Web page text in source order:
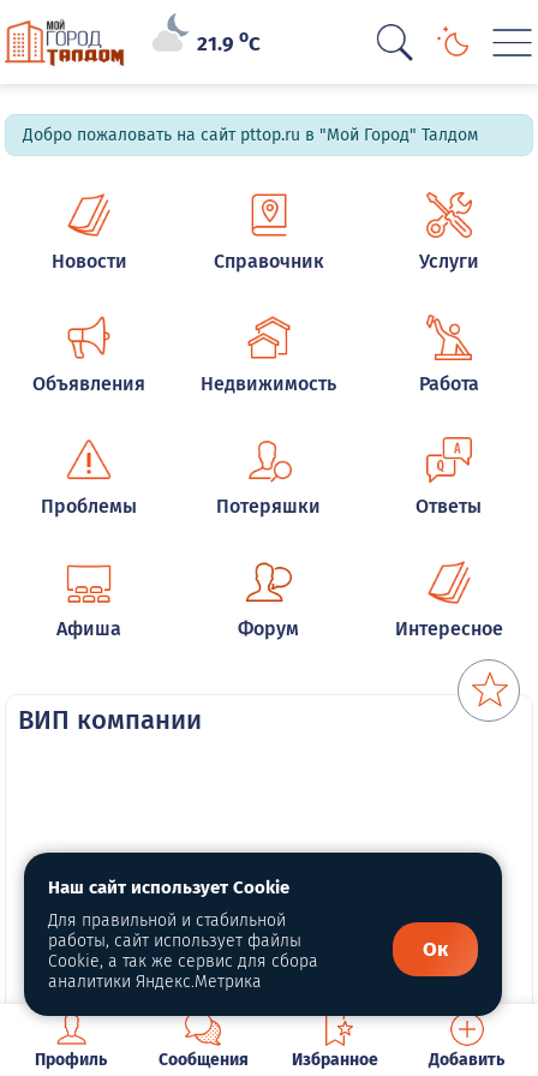
21.9oC
Добро пожаловать на сайт pttop.ru в "Мой Город" Талдом
Новости Справочник Услуги
Объявления Недвижимость Работа
Проблемы Потеряшки Ответы
Афиша Форум Интересное
ВИП компании
Профиль Сообщения Избранное Добавить
Наш сайт использует Cookie
Для правильной и стабильной
работы, сайт использует файлы
Cookie, а так же сервис для сбора
аналитики Яндекс.Метрика
Ок